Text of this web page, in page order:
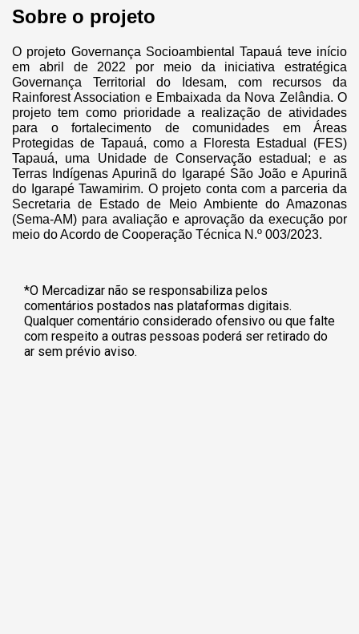
Sobre o projeto
O projeto Governança Socioambiental Tapauá teve início
em abril de 2022 por meio da iniciativa estratégica
Governança Territorial do Idesam, com recursos da
Rainforest Association e Embaixada da Nova Zelândia. O
projeto tem como prioridade a realização de atividades
para o fortalecimento de comunidades em Áreas
Protegidas de Tapauá, como a Floresta Estadual (FES)
Tapauá, uma Unidade de Conservação estadual; e as
Terras Indígenas Apurinã do Igarapé São João e Apurinã
do Igarapé Tawamirim. O projeto conta com a parceria da
Secretaria de Estado de Meio Ambiente do Amazonas
(Sema-AM) para avaliação e aprovação da execução por
meio do Acordo de Cooperação Técnica N.º 003/2023.
*O Mercadizar não se responsabiliza pelos
comentários postados nas plataformas digitais.
Qualquer comentário considerado ofensivo ou que falte
com respeito a outras pessoas poderá ser retirado do
ar sem prévio aviso.